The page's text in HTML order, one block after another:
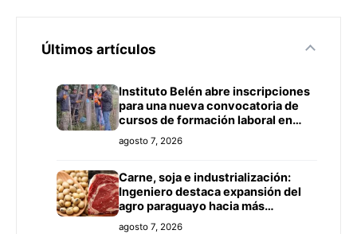
Últimos artículos
Instituto Belén abre inscripciones
para una nueva convocatoria de
cursos de formación laboral en
Concepción
agosto 7, 2026
Carne, soja e industrialización:
Ingeniero destaca expansión del
agro paraguayo hacia más
mercados
agosto 7, 2026